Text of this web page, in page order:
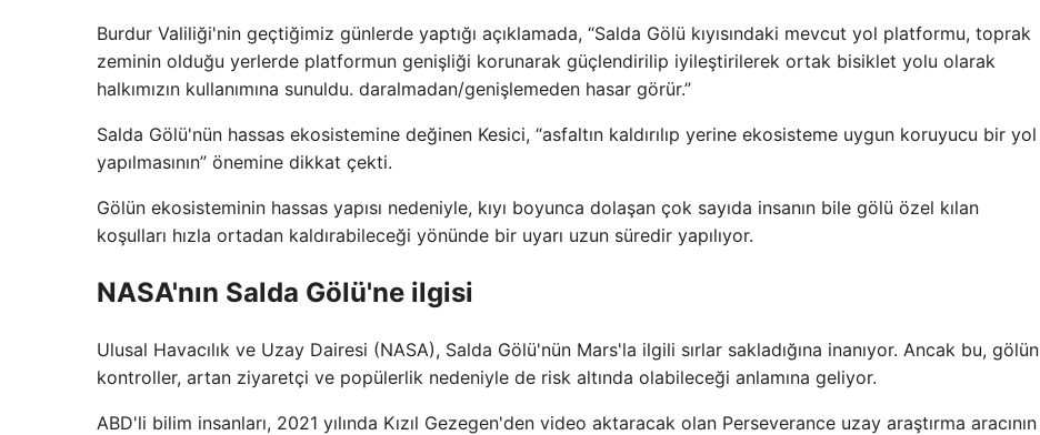
Burdur Valiliği'nin geçtiğimiz günlerde yaptığı açıklamada, “Salda Gölü kıyısındaki mevcut yol platformu, toprak
zeminin olduğu yerlerde platformun genişliği korunarak güçlendirilip iyileştirilerek ortak bisiklet yolu olarak
halkımızın kullanımına sunuldu. daralmadan/genişlemeden hasar görür.”
Salda Gölü'nün hassas ekosistemine değinen Kesici, “asfaltın kaldırılıp yerine ekosisteme uygun koruyucu bir yol
yapılmasının” önemine dikkat çekti.
Gölün ekosisteminin hassas yapısı nedeniyle, kıyı boyunca dolaşan çok sayıda insanın bile gölü özel kılan
koşulları hızla ortadan kaldırabileceği yönünde bir uyarı uzun süredir yapılıyor.
NASA'nın Salda Gölü'ne ilgisi
Ulusal Havacılık ve Uzay Dairesi (NASA), Salda Gölü'nün Mars'la ilgili sırlar sakladığına inanıyor. Ancak bu, gölün
kontroller, artan ziyaretçi ve popülerlik nedeniyle de risk altında olabileceği anlamına geliyor.
ABD'li bilim insanları, 2021 yılında Kızıl Gezegen'den video aktaracak olan Perseverance uzay araştırma aracının